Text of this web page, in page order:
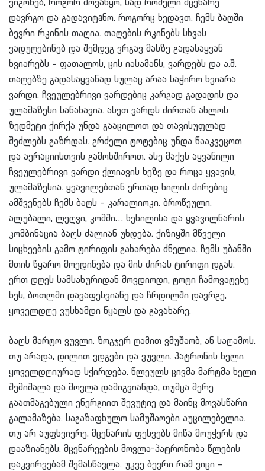
ვიგონებ, როგორ მოვაწყო, სად რომელი მცენარე
დავრგო და გადავიტaნო. როგორც ხედავთ, ჩემს ბაღში
ბევრი რკინის თაღია. თაღების რკინებს სხვას
ვადუღებინებ და შემდეგ ვრგავ მასზე გადასაყვან
ხვიარებს – ფათალოს, ცის იასამანს, ვარდებს და ა.შ.
თაღებზე გადასაყვანად სულაც არაა საჭირო ხვიარა
ვარდი. ჩვეულებრივი ვარდებიც კარგად გადადის და
ულამაზესი სანახავია. ასეთ ვარდს ძირთან ახლოს
ზედმეტი ქირქა უნდა გააცილოთ და თავისუფლად
შეძლებს გაზრდას. გრძელი ტოტებიც უნდა წააკვეცოთ
და აერაციისთვის გამოხშიროთ. ასე მაქვს აყვანილი
ჩვეულებრივი ვარდი ქლიავის ხეზე და როცა ყვავის,
ულამაზესია. ყვავილებთან ერთად ხილის ძირებიც
ამშვენებს ჩემს ბაღს – კარალიოკი, ბროწეული,
ალუბალი, ლეღვი, კომში… ხეხილისა და ყვავილნარის
კომბინაცია ბაღს ძალიან უხდება. ქიზიყში მწველი
სიცხეების გამო ტირიფის გახარება ძნელია. ჩემს უბანში
მთის წყარო მოედინება და მის ძირას ტირიფი დგას.
ერთ დღეს სამსახურიდან მოვდიოდი, ტოტი ჩამოვატეხე
ხეს, ბოთლში დავაფესვიანე და ჩრდილში დავრგე,
ყოველდღე ვუსხამდი წყალს და გავახარე.
ბაღს მარტო ვუვლი. ზოგჯერ ღამით ვმუშაობ, ან საღამოს.
თუ არადა, დილით ვდგები და ვუვლი. პატრონის ხელი
ყოველდღიურად სჭირდება. წლეულს ცივმა მარტმა ხელი
შემიშალა და მოვლა დამიგვიანდა, თუმცა მერე
გაათმაგებული ენერგიით შევუტიე და მაინც მოვასწარი
გალამაზება. საგაზაფხულო სამუშაოები აუცილებელია.
თუ არ აუფხვიერე, მცენარის ფესვებს მიწა მოუჭერს და
დააზიანებს. მცენარეების მოვლა-პატრონობა წლების
დაკვირვებამ შემასწავლა. უკვე ბევრი რამ ვიცი –